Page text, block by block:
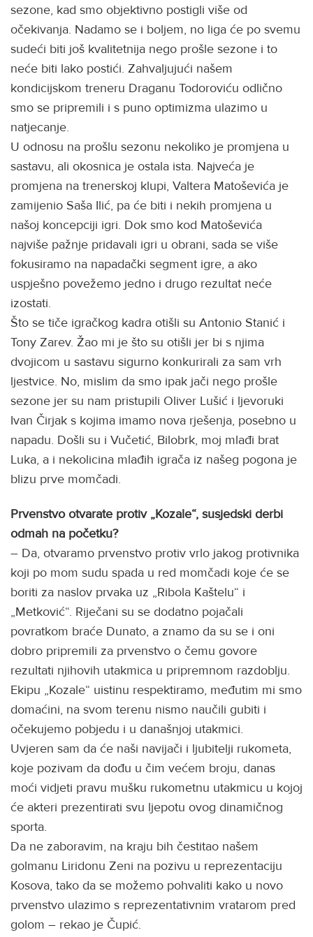
sezone, kad smo objektivno postigli više od
očekivanja. Nadamo se i boljem, no liga će po svemu
sudeći biti još kvalitetnija nego prošle sezone i to
neće biti lako postići. Zahvaljujući našem
kondicijskom treneru Draganu Todoroviću odlično
smo se pripremili i s puno optimizma ulazimo u
natjecanje.
U odnosu na prošlu sezonu nekoliko je promjena u
sastavu, ali okosnica je ostala ista. Najveća je
promjena na trenerskoj klupi, Valtera Matoševića je
zamijenio Saša Ilić, pa će biti i nekih promjena u
našoj koncepciji igri. Dok smo kod Matoševića
najviše pažnje pridavali igri u obrani, sada se više
fokusiramo na napadački segment igre, a ako
uspješno povežemo jedno i drugo rezultat neće
izostati.
Što se tiče igračkog kadra otišli su Antonio Stanić i
Tony Zarev. Žao mi je što su otišli jer bi s njima
dvojicom u sastavu sigurno konkurirali za sam vrh
ljestvice. No, mislim da smo ipak jači nego prošle
sezone jer su nam pristupili Oliver Lušić i ljevoruki
Ivan Čirjak s kojima imamo nova rješenja, posebno u
napadu. Došli su i Vučetić, Bilobrk, moj mlađi brat
Luka, a i nekolicina mlađih igrača iz našeg pogona je
blizu prve momčadi.
Prvenstvo otvarate protiv „Kozale“, susjedski derbi
odmah na početku?
– Da, otvaramo prvenstvo protiv vrlo jakog protivnika
koji po mom sudu spada u red momčadi koje će se
boriti za naslov prvaka uz „Ribola Kaštelu“ i
„Metković“. Riječani su se dodatno pojačali
povratkom braće Dunato, a znamo da su se i oni
dobro pripremili za prvenstvo o čemu govore
rezultati njihovih utakmica u pripremnom razdoblju.
Ekipu „Kozale“ uistinu respektiramo, međutim mi smo
domaćini, na svom terenu nismo naučili gubiti i
očekujemo pobjedu i u današnjoj utakmici.
Uvjeren sam da će naši navijači i ljubitelji rukometa,
koje pozivam da dođu u čim većem broju, danas
moći vidjeti pravu mušku rukometnu utakmicu u kojoj
će akteri prezentirati svu ljepotu ovog dinamičnog
sporta.
Da ne zaboravim, na kraju bih čestitao našem
golmanu Liridonu Zeni na pozivu u reprezentaciju
Kosova, tako da se možemo pohvaliti kako u novo
prvenstvo ulazimo s reprezentativnim vratarom pred
golom – rekao je Čupić.